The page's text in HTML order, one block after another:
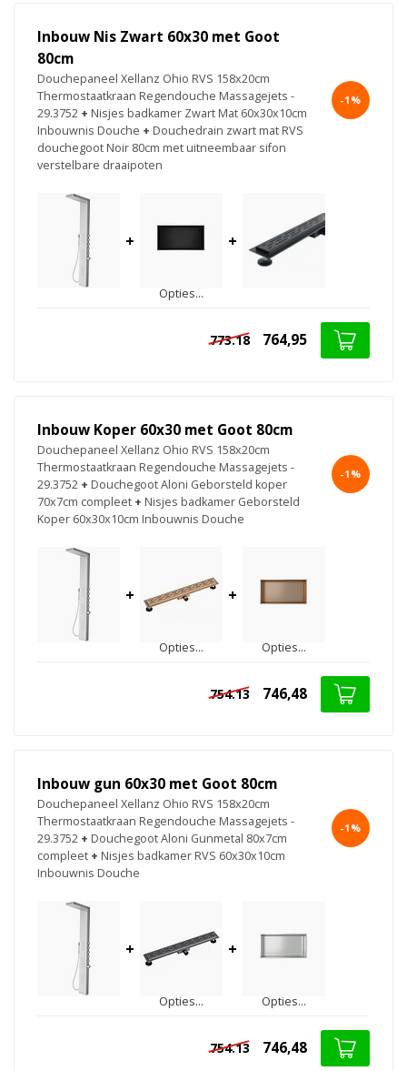
Inbouw Nis Zwart 60x30 met Goot
80cm
Douchepaneel Xellanz Ohio RVS 158x20cm
Thermostaatkraan Regendouche Massagejets -
29.3752 + Nisjes badkamer Zwart Mat 60x30x10cm
Inbouwnis Douche + Douchedrain zwart mat RVS
douchegoot Noir 80cm met uitneembaar sifon
verstelbare draaipoten
-1%
+
Opties...
+
773.18 764,95
Inbouw Koper 60x30 met Goot 80cm
Douchepaneel Xellanz Ohio RVS 158x20cm
Thermostaatkraan Regendouche Massagejets -
29.3752 + Douchegoot Aloni Geborsteld koper
70x7cm compleet + Nisjes badkamer Geborsteld
Koper 60x30x10cm Inbouwnis Douche
-1%
+
Opties...
+
Opties...
754.13 746,48
Inbouw gun 60x30 met Goot 80cm
Douchepaneel Xellanz Ohio RVS 158x20cm
Thermostaatkraan Regendouche Massagejets -
29.3752 + Douchegoot Aloni Gunmetal 80x7cm
compleet + Nisjes badkamer RVS 60x30x10cm
Inbouwnis Douche
-1%
+
Opties...
+
Opties...
754.13 746,48